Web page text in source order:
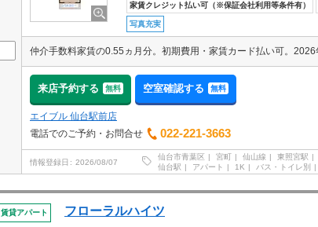
家賃クレジット払い可（※保証会社利用等条件有）
写真充実
来店予約する 無料 空室確認する 無料
エイブル 仙台駅前店
電話でのご予約・お問合せ
022-221-3663
情報登録日 2026/08/07
仙台市青葉区 宮町 仙山線 東照宮駅
仙台駅
アパート 1K バス・トイレ別
賃貸アパート フローラルハイツ